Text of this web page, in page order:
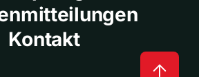
Kontakt